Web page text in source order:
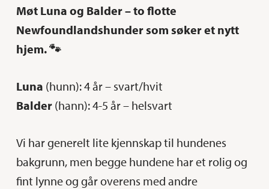
Møt Luna og Balder – to flotte
Newfoundlandshunder som søker et nytt
hjem. 🐾
Luna (hunn): 4 år – svart/hvit
Balder(hann): 4-5 år – helsvart
Vi har generelt lite kjennskap til hundenes
bakgrunn, men begge hundene har et rolig og
fint lynne og går overens med andre